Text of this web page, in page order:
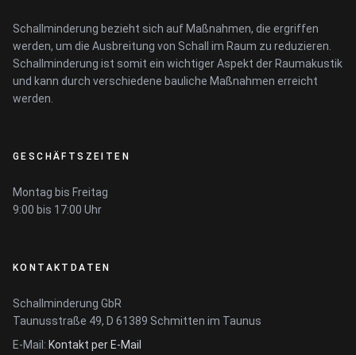
Schallminderung bezieht sich auf Maßnahmen, die ergriffen
werden, um die Ausbreitung von Schall im Raum zu reduzieren.
Schallminderung ist somit ein wichtiger Aspekt der Raumakustik
und kann durch verschiedene bauliche Maßnahmen erreicht
werden.
GESCHÄFTSZEITEN
Montag bis Freitag
9:00 bis 17:00 Uhr
KONTAKTDATEN
Schallminderung GbR
Taunusstraße 49, D 61389 Schmitten im Taunus
E-Mail: Kontakt per E-Mail